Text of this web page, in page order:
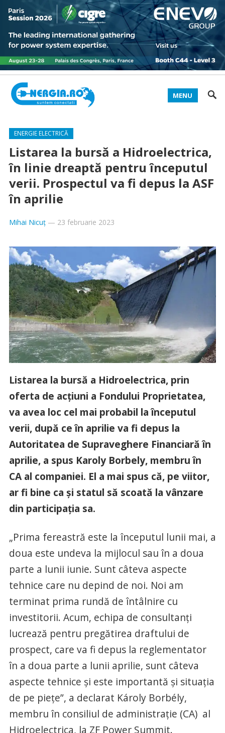
MENU
ENERGIE ELECTRICĂ
Listarea la bursă a Hidroelectrica,
în linie dreaptă pentru începutul
verii. Prospectul va fi depus la ASF
în aprilie
Mihai Nicuț— 23 februarie 2023
Listarea la bursă a Hidroelectrica, prin
oferta de acțiuni a Fondului Proprietatea,
va avea loc cel mai probabil la începutul
verii, după ce în aprilie va fi depus la
Autoritatea de Supraveghere Financiară în
aprilie, a spus Karoly Borbely, membru în
CA al companiei. El a mai spus că, pe viitor,
ar fi bine ca și statul să scoată la vânzare
din participația sa.
„Prima fereastră este la începutul lunii mai, a
doua este undeva la mijlocul sau în a doua
parte a lunii iunie. Sunt câteva aspecte
tehnice care nu depind de noi. Noi am
terminat prima rundă de întâlnire cu
investitorii. Acum, echipa de consultanţi
lucrează pentru pregătirea draftului de
prospect, care va fi depus la reglementator
în a doua parte a lunii aprilie, sunt câteva
aspecte tehnice şi este importantă şi situaţia
de pe pieţe”, a declarat Károly Borbély,
membru în consiliul de administraţie (CA) al
Hidroelectrica, la ZF Power Summit.